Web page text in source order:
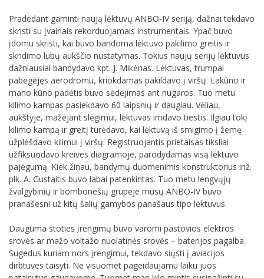
Pradedant gaminti naują lėktuvų ANBO-IV seriją, dažnai tekdavo
skristi su įvairiais rekorduojamais instrumentais. Ypač buvo
įdomu skristi, kai buvo bandoma lėktuvo pakilimo greitis ir
skridimo lubų aukščio nustatymas. Tokius naujų serijų lėktuvus
dažniausiai bandydavo kpt. J. Mikėnas. Lėktuvas, trumpai
pabėgėjęs aerodromu, kriokdamas pakildavo į viršų. Lakūno ir
mano kūno padėtis buvo sėdėjimas ant nugaros. Tuo metu
kilimo kampas pasiekdavo 60 laipsnių ir daugiau. Vėliau,
aukštyje, mažėjant slėgimui, lėktuvas imdavo tiestis. Ilgiau tokį
kilimo kampą ir greitį turėdavo, kai lėktuvą iš smigimo į žemę
užplėšdavo kilimui į viršų. Registruojantis prietaisas tiksliai
užfiksuodavo kreives diagramoje, parodydamas visą lėktuvo
pajėgumą. Kiek žinau, bandymų duomenimis konstruktorius inž.
plk. A. Gustaitis buvo labai patenkintas. Tuo metu lengvųjų
žvalgybinių ir bombonešių grupėje mūsų ANBO-IV buvo
pranašesni už kitų šalių gamybos panašaus tipo lėktuvus.
Dauguma stoties įrengimų buvo varomi pastovios elektros
srovės ar mažo voltažo nuolatinės srovės – baterijos pagalba.
Sugedus kuriam nors įrengimui, tekdavo siųsti į aviacijos
dirbtuves taisyti. Ne visuomet pageidaujamu laiku juos